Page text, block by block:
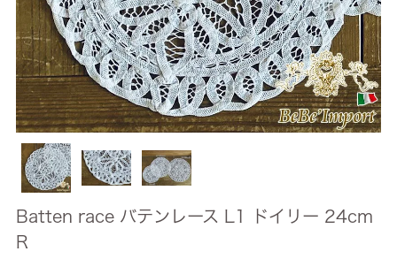
Batten race バテンレース L1 ドイリー 24cm
R